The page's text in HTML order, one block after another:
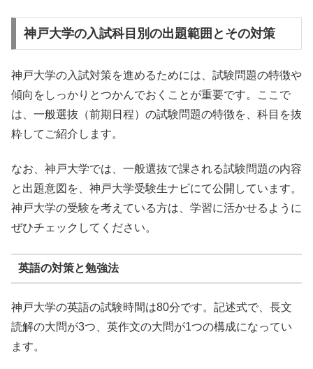
神戸大学の入試科目別の出題範囲とその対策
神戸大学の入試対策を進めるためには、試験問題の特徴や
傾向をしっかりとつかんでおくことが重要です。ここで
は、一般選抜（前期日程）の試験問題の特徴を、科目を抜
粋してご紹介します。
なお、神戸大学では、一般選抜で課される試験問題の内容
と出題意図を、神戸大学受験生ナビにて公開しています。
神戸大学の受験を考えている方は、学習に活かせるように
ぜひチェックしてください。
英語の対策と勉強法
神戸大学の英語の試験時間は80分です。記述式で、長文
読解の大問が3つ、英作文の大問が1つの構成になってい
ます。